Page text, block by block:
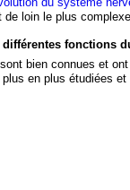
de loin le plus
différentes fonctions
bien connues et
en plus étudiées